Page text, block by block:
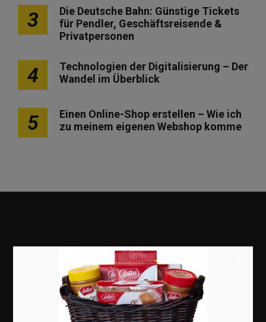
3
Die Deutsche Bahn: Günstige Tickets
für Pendler, Geschäftsreisende &
Privatpersonen
4
Technologien der Digitalisierung – Der
Wandel im Überblick
5
Einen Online-Shop erstellen – Wie ich
zu meinem eigenen Webshop komme
Erfolgsgeschichten